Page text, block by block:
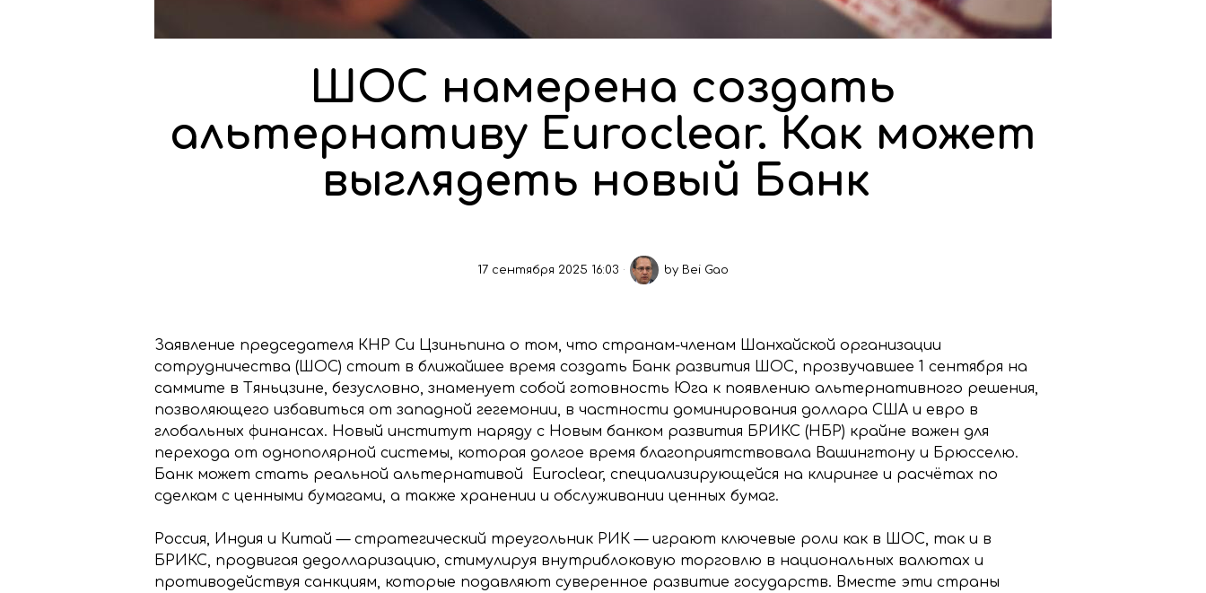
ШОС намерена создать
альтернативу Euroclear. Как может
выглядеть новый Банк
17 сентября 2025 16:03 by Bei Gao
Заявление председателя КНР Си Цзиньпина о том, что странам-членам Шанхайской организации
сотрудничества (ШОС) стоит в ближайшее время создать Банк развития ШОС, прозвучавшее 1 сентября на
саммите в Тяньцзине, безусловно, знаменует собой готовность Юга к появлению альтернативного решения,
позволяющего избавиться от западной гегемонии, в частности доминирования доллара США и евро в
глобальных финансах. Новый институт наряду с Новым банком развития БРИКС (НБР) крайне важен для
перехода от однополярной системы, которая долгое время благоприятствовала Вашингтону и Брюсселю.
Банк может стать реальной альтернативой Euroclear, специализирующейся на клиринге и расчётах по
сделкам с ценными бумагами, а также хранении и обслуживании ценных бумаг.
Россия, Индия и Китай — стратегический треугольник РИК — играют ключевые роли как в ШОС, так и в
БРИКС, продвигая дедолларизацию, стимулируя внутриблоковую торговлю в национальных валютах и
противодействуя санкциям, которые подавляют суверенное развитие государств. Вместе эти страны